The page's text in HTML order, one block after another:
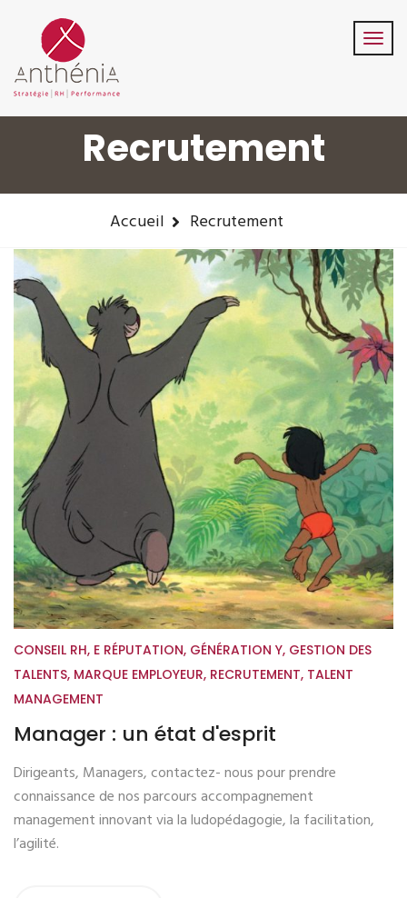
Suivez-Nous:
Recrutement
Accueil Recrutement
CONSEIL RH, E RÉPUTATION, GÉNÉRATION Y, GESTION DES
TALENTS, MARQUE EMPLOYEUR, RECRUTEMENT, TALENT
MANAGEMENT
Manager : un état d'esprit
Dirigeants, Managers, contactez- nous pour prendre
connaissance de nos parcours accompagnement
management innovant via la ludopédagogie, la facilitation,
l’agilité.